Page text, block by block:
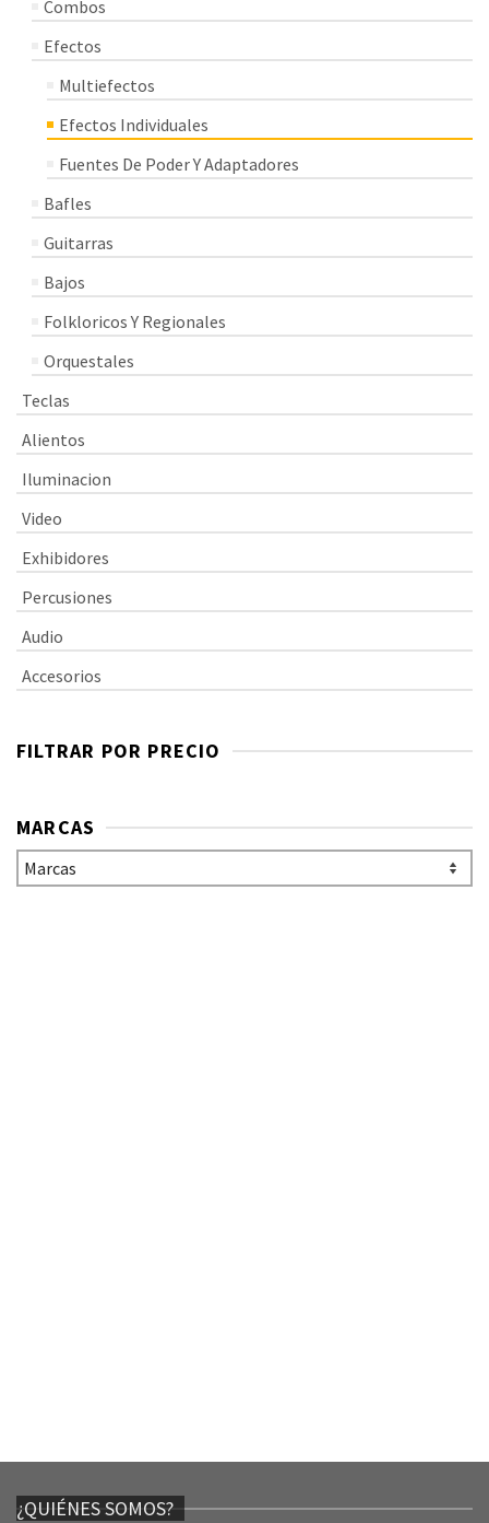
Combos
Efectos
Multiefectos
Efectos Individuales
Fuentes De Poder Y Adaptadores
Bafles
Guitarras
Bajos
Folkloricos Y Regionales
Orquestales
Teclas
Alientos
Iluminacion
Video
Exhibidores
Percusiones
Audio
Accesorios
FILTRAR POR PRECIO
MARCAS
¿QUIÉNES SOMOS?